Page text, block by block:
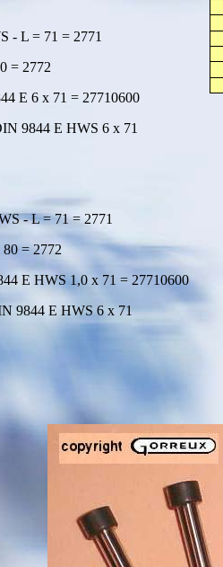
- L = 71 = 2771
= 2772
E 6 x 71 = 27710600
9844 E HWS 6 x 71
- L = 71 = 2771
= 2772
E HWS 1,0 x 71 = 27710600
9844 E HWS 6 x 71